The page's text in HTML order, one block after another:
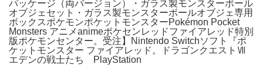
パッケージ（両バージョン）・ガラス製モンスターボール
オブジェセット・ガラス製モンスターボールオブジェ専用
ボックスポケモンポケットモンスターPokémon Pocket
Monsters アニメanimeポケセンレッドファイアレッド特別
版ポケモンセンター。受注】Nintendo Switchソフト『ポ
ケットモンスター ファイアレッド。ドラゴンクエストⅦ
エデンの戦士たち PlayStation